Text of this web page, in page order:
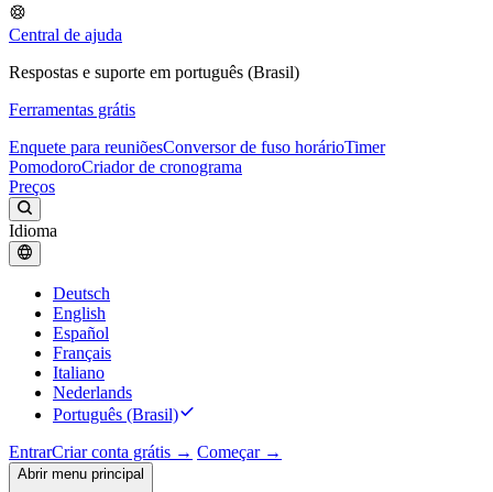
Central de ajuda
Respostas e suporte em português (Brasil)
Ferramentas grátis
Enquete para reuniõesConversor de fuso horárioTimer
PomodoroCriador de cronograma
Preços
Idioma
Deutsch
English
Español
Français
Italiano
Nederlands
Português (Brasil)
EntrarCriar conta grátis → Começar →
Abrir menu principal